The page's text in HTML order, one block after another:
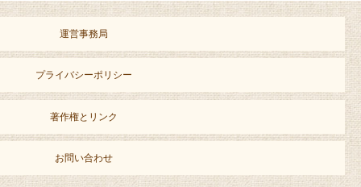
運営事務局
プライバシーポリシー
著作権とリンク
お問い合わせ